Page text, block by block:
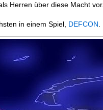
Herren über diese Macht vor.
in einem Spiel, DEFCON